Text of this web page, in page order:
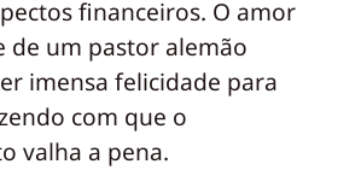
financeiros. O amor
de um pastor alemão
imensa felicidade para
com que o
valha a pena.